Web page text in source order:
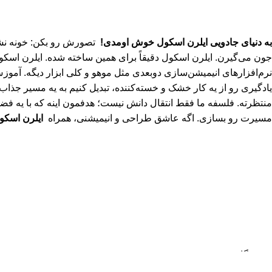
به دنیای جادویی ایلرن اسکول خوش اومدی! تصورش رو بکن: خونه
جون می‌گیرن. ایلرن اسکول دقیقاً برای همین ساخته شده. ایلرن
نرم‌افزارهای انیمیشن‌سازی دوبعدی مثل موهو و کلی ابزار دیگه.
منتظرته. فلسفه ما فقط انتقال دانش نیست؛ هدفمون اینه که با
مسیرت رو بسازی. اگه عاشق طراحی و انیمیشنی، همراه
ایلرن
فروشگاه